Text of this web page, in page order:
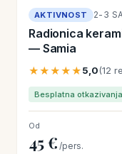
AKTIVNOST 2-3
Radionica
— Samia
★★★★★5,0(12
Besplatna otkazivanja
Od
45 € /pers.